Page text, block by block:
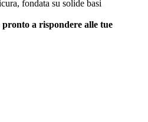
fondata su solide basi
a rispondere alle tue